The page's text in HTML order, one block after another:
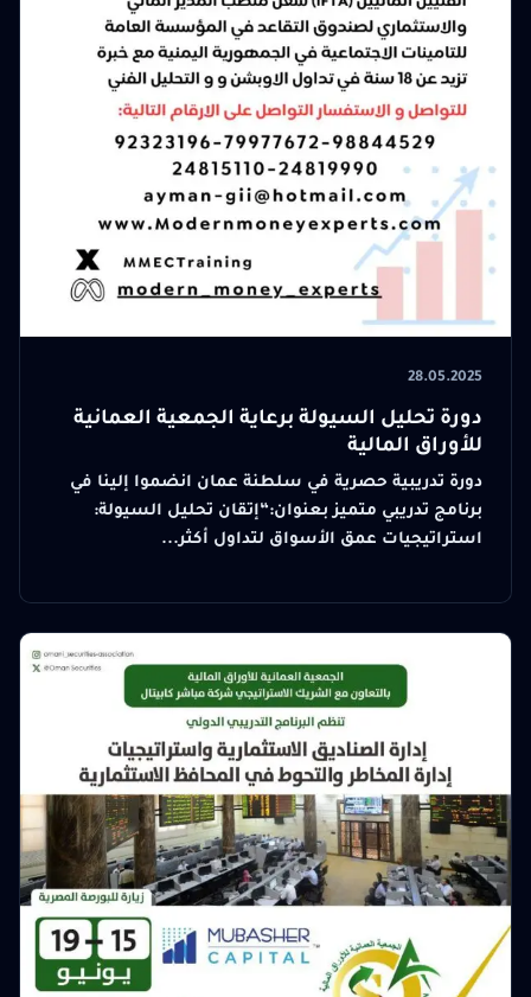
28.05.2025
دورة تحليل السيولة برعاية الجمعية العمانية
للأوراق المالية
دورة تدريبية حصرية في سلطنة عمان انضموا إلينا في
برنامج تدريبي متميز بعنوان:“إتقان تحليل السيولة:
استراتيجيات عمق الأسواق لتداول أكثر...